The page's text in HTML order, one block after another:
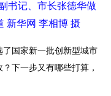
书记、市长张德华做
新华网 李相博 摄
国家新一批创新型城市
下一步又有哪些打算，